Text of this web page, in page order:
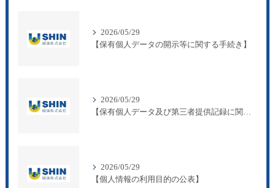
2026/05/29
【保有個人データの開示等に関する手続き】
2026/05/29
【保有個人データ及び第三者提供記録に関する事項の周知について】
2026/05/29
【個人情報の利用目的の公表】